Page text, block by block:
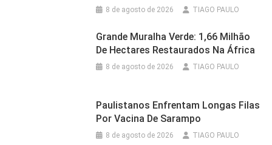
8 de agosto de 2026 TIAGO PAULO
Grande Muralha Verde: 1,66 Milhão
De Hectares Restaurados Na África
8 de agosto de 2026 TIAGO PAULO
Paulistanos Enfrentam Longas Filas
Por Vacina De Sarampo
8 de agosto de 2026 TIAGO PAULO